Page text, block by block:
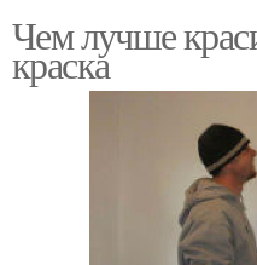
Чем лучше
краска